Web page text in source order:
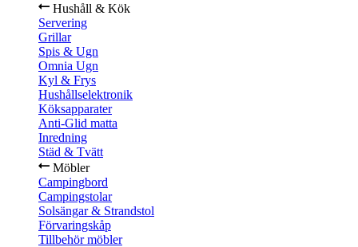
Hushåll & Kök
Servering
Grillar
Spis & Ugn
Omnia Ugn
Kyl & Frys
Hushållselektronik
Köksapparater
Anti-Glid matta
Inredning
Städ & Tvätt
Möbler
Campingbord
Campingstolar
Solsängar & Strandstol
Förvaringskåp
Tillbehör möbler